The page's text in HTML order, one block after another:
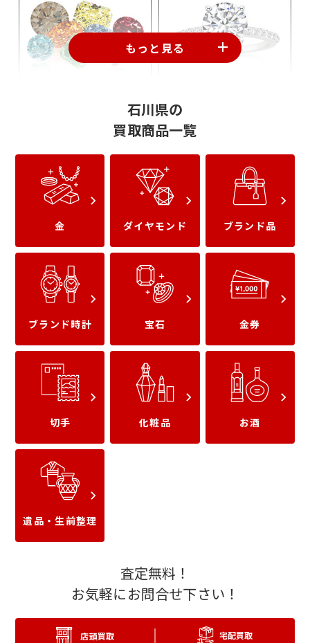
変形ダイヤ
エクセレントカットダ
小さいダイヤ フローレスダイヤ
ハート＆キューピッド
もっと見る
石川県の
買取商品一覧
金 ダイヤモンド ブランド品
ブランド時計 宝石 金券
切手 化粧品 お酒
遺品・生前整理
査定無料！
お気軽にお問合せ下さい！
店頭買取 宅配買取